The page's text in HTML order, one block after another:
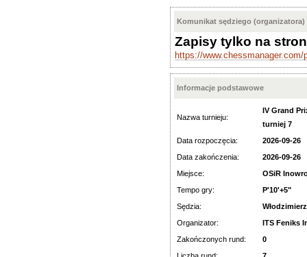
Komunikat sędziego (organizatora)
Zapisy tylko na
https://
Informacje podstawowe
Nazwa turnieju:
IV Grand
turniej 7
Data rozpoczęcia:
2026-09-26
Data zakończenia:
2026-09-26
Miejsce:
OSiR
Tempo gry:
P'10'+5"
Sędzia:
Organizator:
ITS Feniks
Zakończonych rund:
0